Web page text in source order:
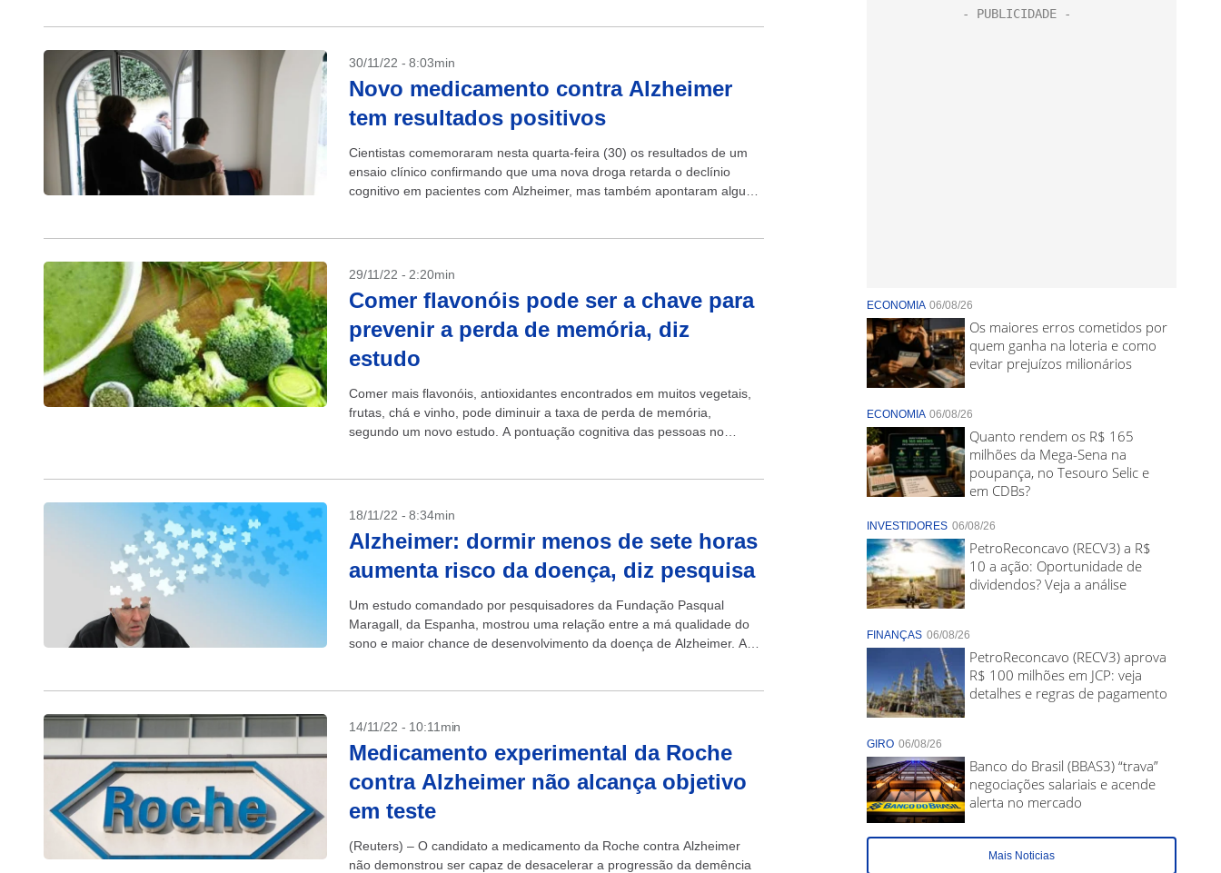
30/11/22 - 8:03min
Novo medicamento contra Alzheimer
tem resultados positivos
Cientistas comemoraram nesta quarta-feira (30) os resultados de um
ensaio clínico confirmando que uma nova droga retarda o declínio
cognitivo em pacientes com Alzheimer, mas também apontaram alguns
29/11/22 - 2:20min
Comer flavonóis pode ser a chave para
prevenir a perda de memória, diz
estudo
Comer mais flavonóis, antioxidantes encontrados em muitos vegetais,
frutas, chá e vinho, pode diminuir a taxa de perda de memória,
segundo um novo estudo. A pontuação cognitiva das pessoas no
18/11/22 - 8:34min
Alzheimer: dormir menos de sete horas
aumenta risco da doença, diz pesquisa
Um estudo comandado por pesquisadores da Fundação Pasqual
Maragall, da Espanha, mostrou uma relação entre a má qualidade do
sono e maior chance de desenvolvimento da doença de Alzheimer. A
14/11/22 - 10:11min
Medicamento experimental da Roche
contra Alzheimer não alcança objetivo
em teste
(Reuters) – O candidato a medicamento da Roche contra Alzheimer
não demonstrou ser capaz de desacelerar a progressão da demência
ECONOMIA 06/08/26
Os maiores erros cometidos por
quem ganha na loteria e como
evitar prejuízos milionários
ECONOMIA 06/08/26
Quanto rendem os R$ 165
milhões da Mega-Sena na
poupança, no Tesouro Selic e
em CDBs?
INVESTIDORES 06/08/26
PetroReconcavo (RECV3) a R$
10 a ação: Oportunidade de
dividendos? Veja a análise
FINANÇAS 06/08/26
PetroReconcavo (RECV3) aprova
R$ 100 milhões em JCP: veja
detalhes e regras de pagamento
GIRO 06/08/26
Banco do Brasil (BBAS3) “trava”
negociações salariais e acende
alerta no mercado
Mais Noticias